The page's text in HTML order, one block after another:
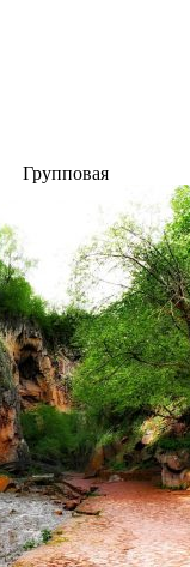
Групповая